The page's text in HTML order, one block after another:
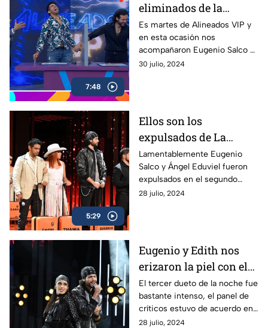
7:48
eliminados de la
Academia, jugaron
Alineados VIP
Es martes de Alineados VIP y
en esta ocasión nos
acompañaron Eugenio Salco y
Ángel Eduviel, eliminados de
30 julio, 2024
5:29
Ellos son los
expulsados de La
Academia 2024 en el
segundo concierto
Lamentablemente Eugenio
Salco y Ángel Eduviel fueron
expulsados en el segundo
concierto de La Academia,
28 julio, 2024
Eugenio y Edith nos
erizaron la piel con el
tema "Vivir Así es
Morir de Amor"
El tercer dueto de la noche fue
bastante intenso, el panel de
críticos estuvo de acuerdo en
que la presentación no fue
28 julio, 2024